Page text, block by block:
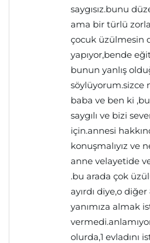
saygısız.bunu
ama bir türlü
çocuk üzülmesin
yapıyor,bende
bunun yanlış
söylüyorum.sizce
baba ve ben ki
saygılı ve bizi
için.annesi
konuşmalıyız ve
anne velayetide
.bu arada çok
ayırdı diye,o
yanımıza almak
olurda,1 evladını